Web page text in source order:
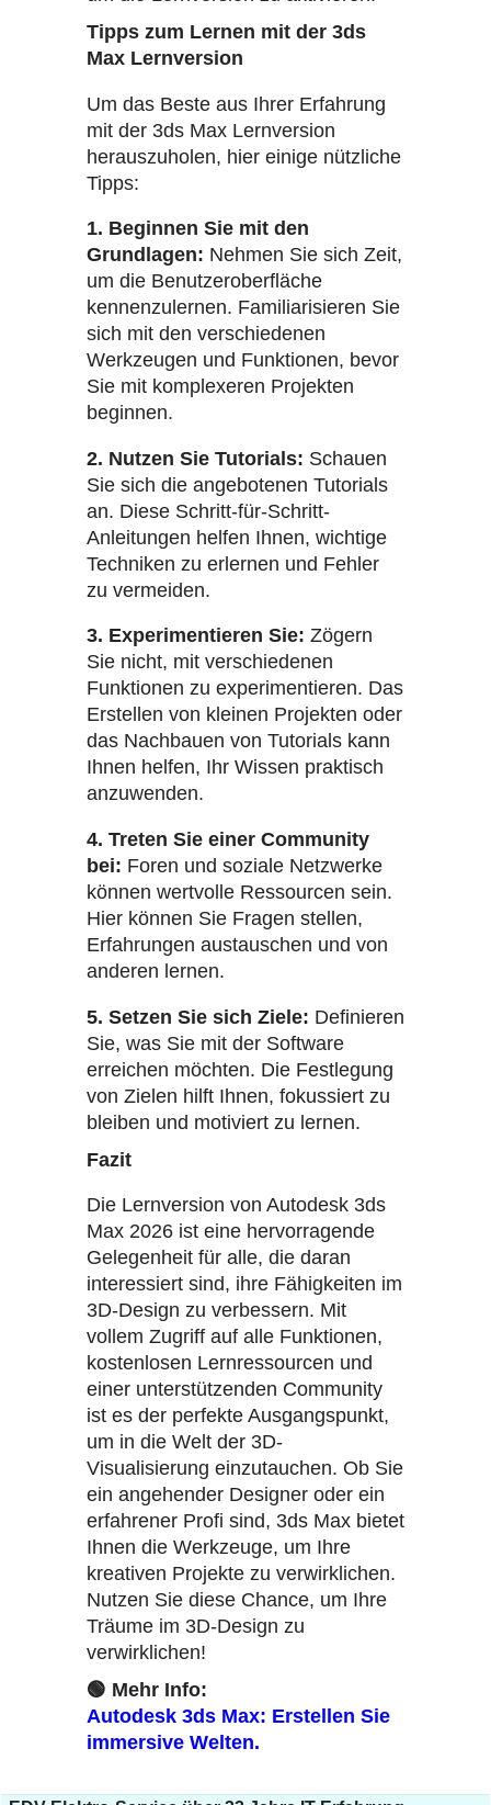
Tipps zum Lernen mit der 3ds
Max Lernversion
Um das Beste aus Ihrer Erfahrung
mit der 3ds Max Lernversion
herauszuholen, hier einige nützliche
Tipps:
1. Beginnen Sie mit den
Grundlagen: Nehmen Sie sich Zeit,
um die Benutzeroberfläche
kennenzulernen. Familiarisieren Sie
sich mit den verschiedenen
Werkzeugen und Funktionen, bevor
Sie mit komplexeren Projekten
beginnen.
2. Nutzen Sie Tutorials: Schauen
Sie sich die angebotenen Tutorials
an. Diese Schritt-für-Schritt-
Anleitungen helfen Ihnen, wichtige
Techniken zu erlernen und Fehler
zu vermeiden.
3. Experimentieren Sie: Zögern
Sie nicht, mit verschiedenen
Funktionen zu experimentieren. Das
Erstellen von kleinen Projekten oder
das Nachbauen von Tutorials kann
Ihnen helfen, Ihr Wissen praktisch
anzuwenden.
4. Treten Sie einer Community
bei: Foren und soziale Netzwerke
können wertvolle Ressourcen sein.
Hier können Sie Fragen stellen,
Erfahrungen austauschen und von
anderen lernen.
5. Setzen Sie sich Ziele: Definieren
Sie, was Sie mit der Software
erreichen möchten. Die Festlegung
von Zielen hilft Ihnen, fokussiert zu
bleiben und motiviert zu lernen.
Fazit
Die Lernversion von Autodesk 3ds
Max 2026 ist eine hervorragende
Gelegenheit für alle, die daran
interessiert sind, ihre Fähigkeiten im
3D-Design zu verbessern. Mit
vollem Zugriff auf alle Funktionen,
kostenlosen Lernressourcen und
einer unterstützenden Community
ist es der perfekte Ausgangspunkt,
um in die Welt der 3D-
Visualisierung einzutauchen. Ob Sie
ein angehender Designer oder ein
erfahrener Profi sind, 3ds Max bietet
Ihnen die Werkzeuge, um Ihre
kreativen Projekte zu verwirklichen.
Nutzen Sie diese Chance, um Ihre
Träume im 3D-Design zu
verwirklichen!
🟢 Mehr Info:
Autodesk 3ds Max: Erstellen Sie
immersive Welten.